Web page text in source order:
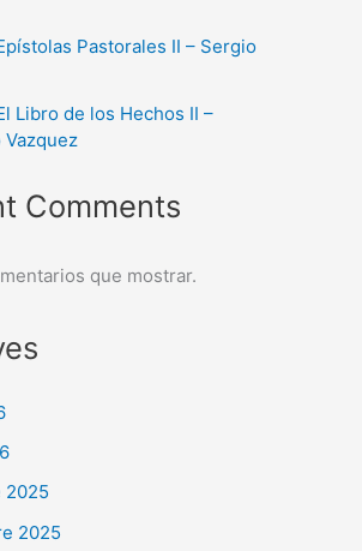
Pastorales II – Sergio
Libro de los Hechos II –
Comments
que mostrar.
2025
2025